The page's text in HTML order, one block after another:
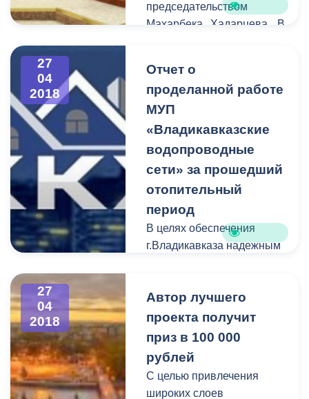
председательством
Махарбека Хадарцева. В
Албегов, заместители
председателя Собрания
представителей
г.Владикавказа Тенгиз
Тиникашвили и Мадина
Ходова, депутаты
Городской Думы,
руководство
администрации
Владикавказа.
27
04
2018
Отчет о
проделанной работе
МУП
«Владикавказские
водопроводные
сети» за прошедший
отопительный
период
В целях обеспечения
г.Владикавказа надежным
«Владикавказские
водопроводные сети» в
рамках производственной
подготовки к осенне-
зимнему периоду 2017-
27
04
2018
Автор лучшего
проекта получит
приз в 100 000
рублей
С целью привлечения
широких слоев